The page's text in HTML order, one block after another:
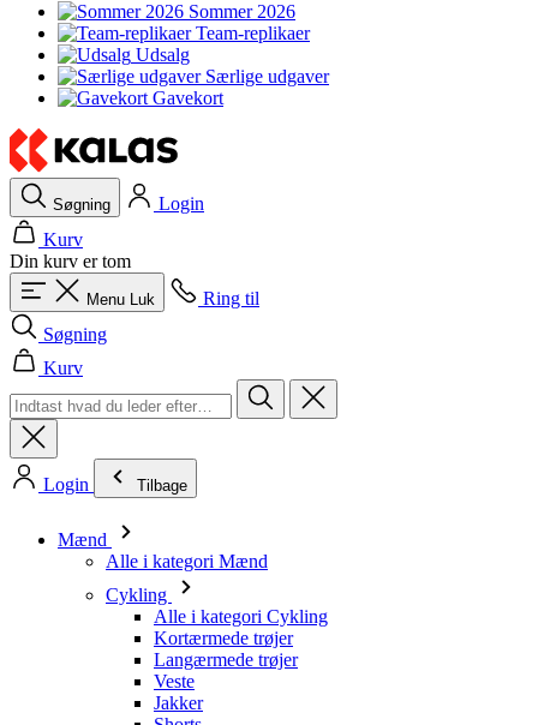
Sommer 2026
Team-replikaer
Udsalg
Særlige udgaver
Gavekort
Søgning
Login
Kurv
Din kurv er tom
Menu Luk
Ring til
Søgning
Kurv
Login Tilbage
Mænd
Alle i kategori Mænd
Cykling
Alle i kategori Cykling
Kortærmede trøjer
Langærmede trøjer
Veste
Jakker